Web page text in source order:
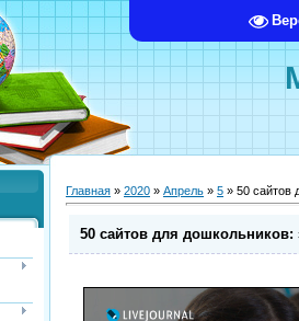
Главная » 2020 » Апрель » 5 » 50 сайтов
50 сайтов для дошкольников: